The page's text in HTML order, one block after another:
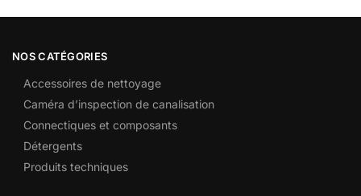
NOS CATÉGORIES
Accessoires de nettoyage
Caméra d’inspection de canalisation
Connectiques et composants
Détergents
Produits techniques